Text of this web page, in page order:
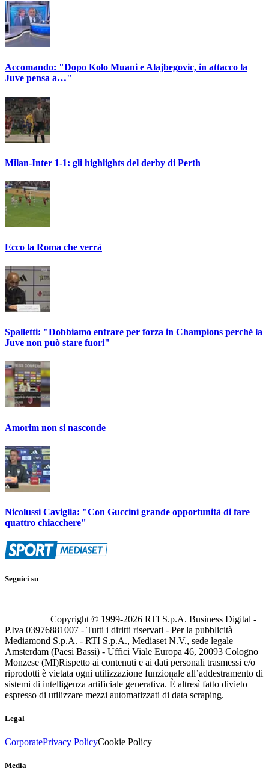
Accomando: "Dopo Kolo Muani e Alajbegovic, in attacco la
Juve pensa a…"
Milan-Inter 1-1: gli highlights del derby di Perth
Ecco la Roma che verrà
Spalletti: "Dobbiamo entrare per forza in Champions perché la
Juve non può stare fuori"
Amorim non si nasconde
Nicolussi Caviglia: "Con Guccini grande opportunità di fare
quattro chiacchere"
Seguici su
Copyright © 1999-2026 RTI S.p.A. Business Digital -
P.Iva 03976881007 - Tutti i diritti riservati - Per la pubblicità
Mediamond S.p.A. - RTI S.p.A., Mediaset N.V., sede legale
Amsterdam (Paesi Bassi) - Uffici Viale Europa 46, 20093 Cologno
Monzese (MI)Rispetto ai contenuti e ai dati personali trasmessi e/o
riprodotti è vietata ogni utilizzazione funzionale all’addestramento di
sistemi di intelligenza artificiale generativa. È altresì fatto divieto
espresso di utilizzare mezzi automatizzati di data scraping.
Legal
CorporatePrivacy PolicyCookie Policy
Media